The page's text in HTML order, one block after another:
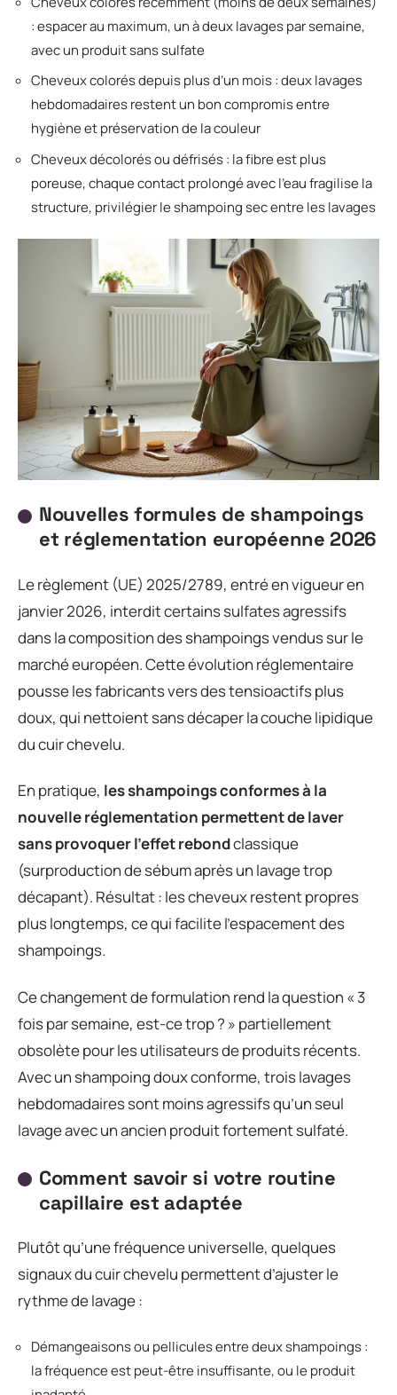
: espacer au maximum, un à deux lavages par semaine,
avec un produit sans sulfate
Cheveux colorés depuis plus d’un mois : deux lavages
hebdomadaires restent un bon compromis entre
hygiène et préservation de la couleur
Cheveux décolorés ou défrisés : la fibre est plus
poreuse, chaque contact prolongé avec l’eau fragilise la
structure, privilégier le shampoing sec entre les lavages
Nouvelles formules de shampoings
et réglementation européenne 2026
Le règlement (UE) 2025/2789, entré en vigueur en
janvier 2026, interdit certains sulfates agressifs
dans la composition des shampoings vendus sur le
marché européen. Cette évolution réglementaire
pousse les fabricants vers des tensioactifs plus
doux, qui nettoient sans décaper la couche lipidique
du cuir chevelu.
En pratique, les shampoings conformes à la
nouvelle réglementation permettent de laver
sans provoquer l’effet rebondclassique
(surproduction de sébum après un lavage trop
décapant). Résultat : les cheveux restent propres
plus longtemps, ce qui facilite l’espacement des
shampoings.
Ce changement de formulation rend la question « 3
fois par semaine, est-ce trop ? » partiellement
obsolète pour les utilisateurs de produits récents.
Avec un shampoing doux conforme, trois lavages
hebdomadaires sont moins agressifs qu’un seul
lavage avec un ancien produit fortement sulfaté.
Comment savoir si votre routine
capillaire est adaptée
Plutôt qu’une fréquence universelle, quelques
signaux du cuir chevelu permettent d’ajuster le
rythme de lavage :
Démangeaisons ou pellicules entre deux shampoings :
la fréquence est peut-être insuffisante, ou le produit